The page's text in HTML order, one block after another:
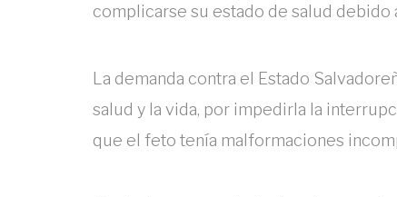
complicarse su estado de salud debido
La demanda contra el Estado
salud y la vida, por impedirla la
que el feto tenía malformaciones